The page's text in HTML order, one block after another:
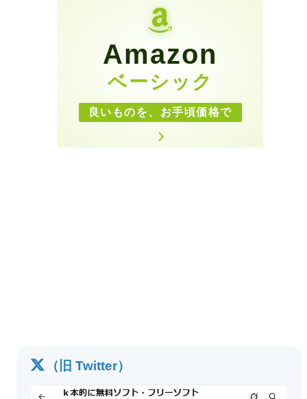
Amazon
ベーシック
良いものを、お手頃価格で
（旧 Twitter）